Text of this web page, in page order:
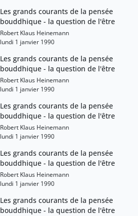
Les grands courants de la pensée
bouddhique - la question de l'être
Robert Klaus Heinemann
lundi 1 janvier 1990
Les grands courants de la pensée
bouddhique - la question de l'être
Robert Klaus Heinemann
lundi 1 janvier 1990
Les grands courants de la pensée
bouddhique - la question de l'être
Robert Klaus Heinemann
lundi 1 janvier 1990
Les grands courants de la pensée
bouddhique - la question de l'être
Robert Klaus Heinemann
lundi 1 janvier 1990
Les grands courants de la pensée
bouddhique - la question de l'être